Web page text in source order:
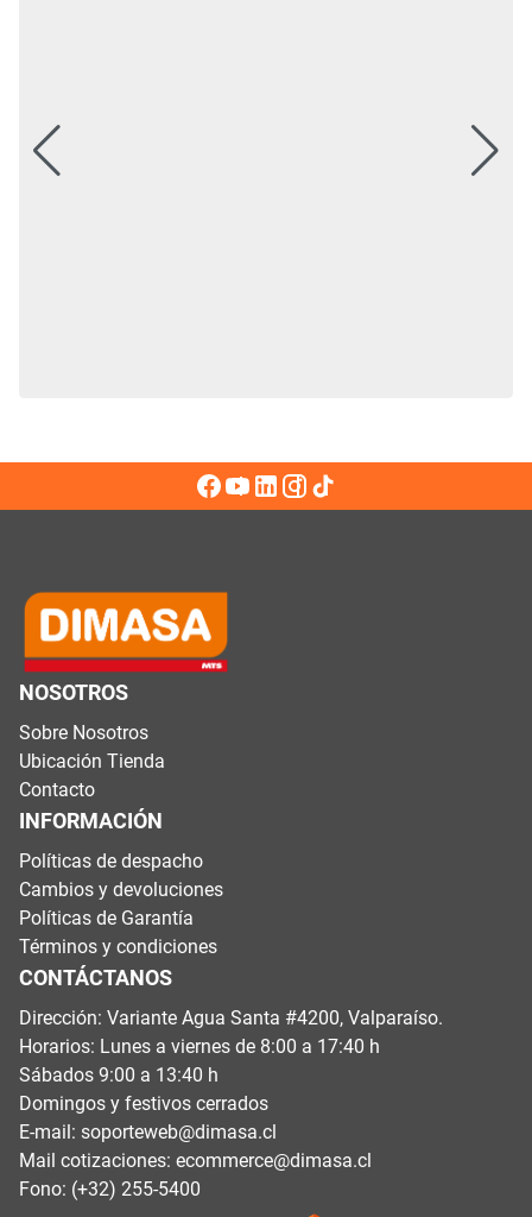
NOSOTROS
Sobre Nosotros
Ubicación Tienda
Contacto
INFORMACIÓN
Políticas de despacho
Cambios y devoluciones
Políticas de Garantía
Términos y condiciones
CONTÁCTANOS
Dirección: Variante Agua Santa #4200, Valparaíso.
Horarios: Lunes a viernes de 8:00 a 17:40 h
Sábados 9:00 a 13:40 h
Domingos y festivos cerrados
E-mail: soporteweb@dimasa.cl
Mail cotizaciones: ecommerce@dimasa.cl
Fono: (+32) 255-5400